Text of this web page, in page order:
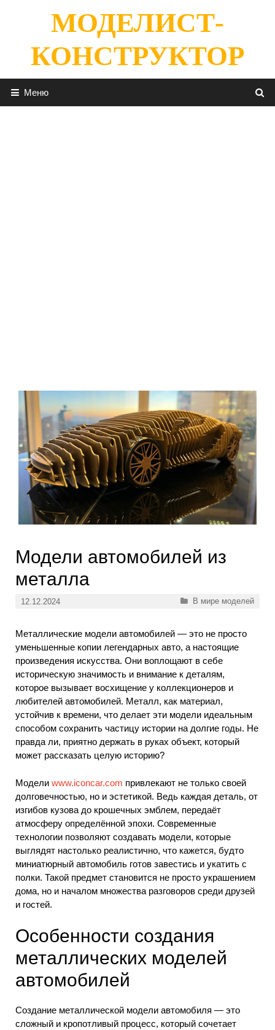
содержимомуМОДЕЛИСТ-
КОНСТРУКТОР
Меню
Модели автомобилей из
металла
12.12.2024 Рубрики
В мире моделей
Металлические модели автомобилей — это не просто
уменьшенные копии легендарных авто, а настоящие
произведения искусства. Они воплощают в себе
историческую значимость и внимание к деталям,
которое вызывает восхищение у коллекционеров и
любителей автомобилей. Металл, как материал,
устойчив к времени, что делает эти модели идеальным
способом сохранить частицу истории на долгие годы. Не
правда ли, приятно держать в руках объект, который
может рассказать целую историю?
Модели www.iconcar.com привлекают не только своей
долговечностью, но и эстетикой. Ведь каждая деталь, от
изгибов кузова до крошечных эмблем, передаёт
атмосферу определённой эпохи. Современные
технологии позволяют создавать модели, которые
выглядят настолько реалистично, что кажется, будто
миниатюрный автомобиль готов завестись и укатить с
полки. Такой предмет становится не просто украшением
дома, но и началом множества разговоров среди друзей
и гостей.
Особенности создания
металлических моделей
автомобилей
Создание металлической модели автомобиля — это
сложный и кропотливый процесс, который сочетает